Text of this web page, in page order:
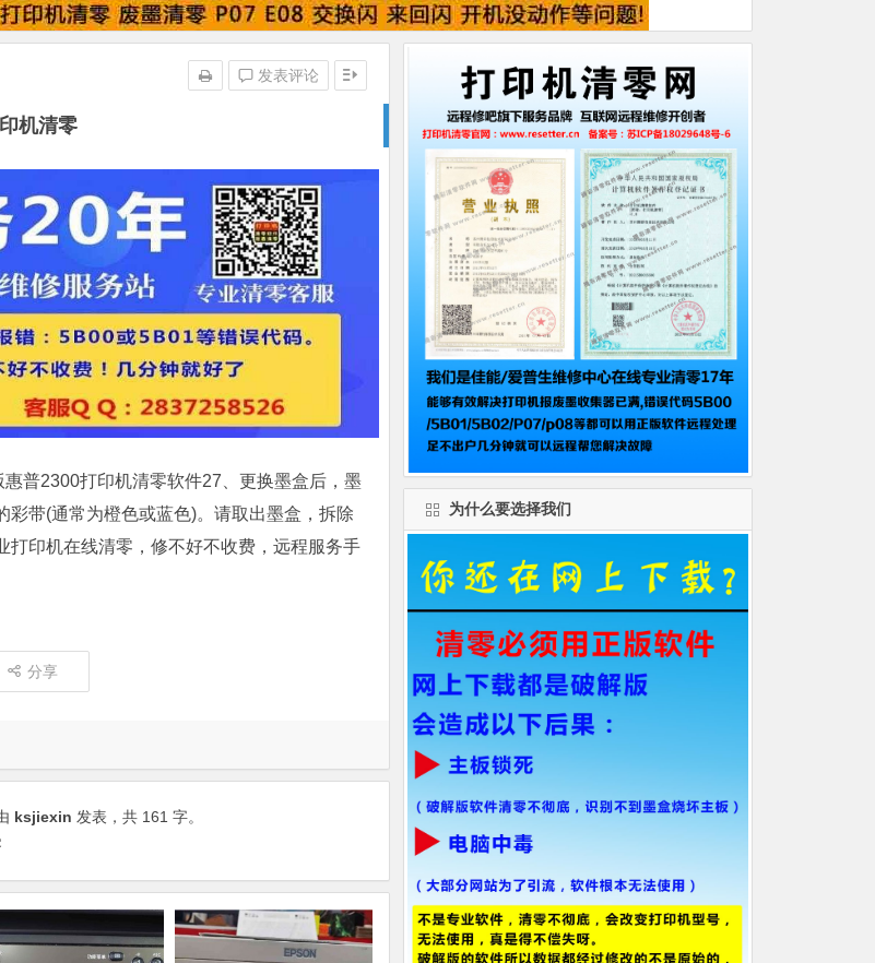
机清零
发表评论
普2300打印机清零软件27、更换墨盒后，墨
带(通常为橙色或蓝色)。请取出墨盒，拆除
印机在线清零，修不好不收费，远程服务手
分享
ksjiexin 发表，共 161 字。
为什么要选择我们